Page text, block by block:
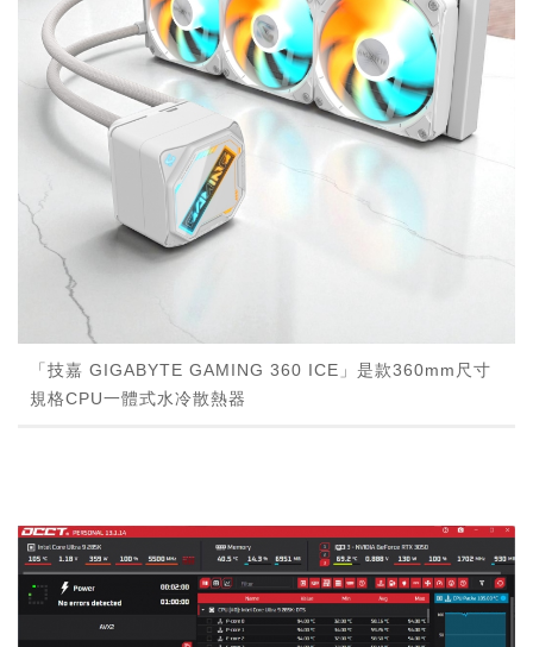
「技嘉 GIGABYTE GAMING 360 ICE」是款360mm尺寸
規格CPU一體式水冷散熱器